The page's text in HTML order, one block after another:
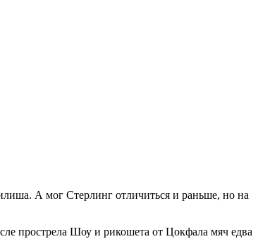
А мог Стерлинг отличиться и раньше, но на
прострела Шоу и рикошета от Цокфала мяч едва